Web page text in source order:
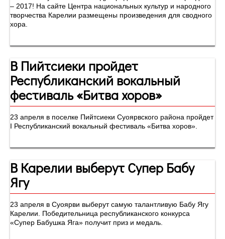
– 2017! На сайте Центра национальных культур и народного
творчества Карелии размещены произведения для сводного
хора.
В Пийтсиеки пройдет
Республиканский вокальный
фестиваль «Битва хоров»
23 апреля в поселке Пийтсиеки Суоярвского района пройдет
I Республиканский вокальный фестиваль «Битва хоров».
В Карелии выберут Супер Бабу
Ягу
23 апреля в Суоярви выберут самую талантливую Бабу Ягу
Карелии. Победительница республиканского конкурса
«Супер Бабушка Яга» получит приз и медаль.